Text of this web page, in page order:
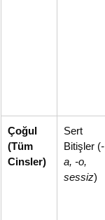
Çoğul
(Tüm
Cinsler)
Sert
Bitişler (-
а, -о,
sessiz)